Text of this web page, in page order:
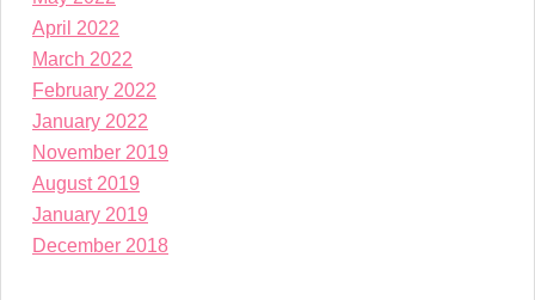
April 2022
March 2022
February 2022
January 2022
November 2019
August 2019
January 2019
December 2018